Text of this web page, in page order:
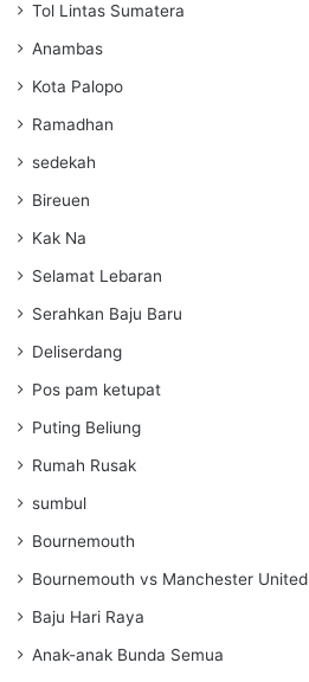
Tol Lintas Sumatera
Anambas
Kota Palopo
Ramadhan
sedekah
Bireuen
Kak Na
Selamat Lebaran
Serahkan Baju Baru
Deliserdang
Pos pam ketupat
Puting Beliung
Rumah Rusak
sumbul
Bournemouth
Bournemouth vs Manchester United
Baju Hari Raya
Anak-anak Bunda Semua